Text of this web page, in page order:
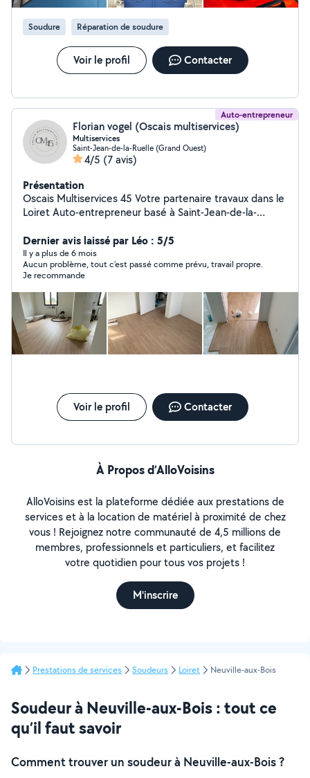
Soudure Réparation de soudure
Voir le profil Contacter
Auto-entrepreneur
Florian vogel (Oscais multiservices)
Multiservices
Saint-Jean-de-la-Ruelle (Grand Ouest)
4/5 (7 avis)
Présentation
Oscais Multiservices 45 Votre partenaire travaux dans le
Loiret Auto-entrepreneur basé à Saint-Jean-de-la-
travaux d'aménagement extérieur et de rénovation.
Clôtures rigides avec ou sans plaques de soubassement
Portails, portillons et motorisations Volets roulants et
portes de garage Stores bannes Terrasses bois et
composite Pose de pavés et bordures Carrelage et
parquet flottant Petite maçonnerie extérieure Montage
de meubles et divers travaux de bricolage Devis gratuit
Travail soigné Réactivité et sérieux Intervention dans
tout le Loiret N'hésitez pas à me contacter pour étudier
du quotidien.
Dernier avis laissé par Léo : 5/5
Il y a plus de 6 mois
Aucun problème, tout c’est passé comme prévu, travail propre.
Je recommande
Voir le profil Contacter
À Propos d’AlloVoisins
AlloVoisins est la plateforme dédiée aux prestations de
services et à la location de matériel à proximité de chez
vous ! Rejoignez notre communauté de 4,5 millions de
membres, professionnels et particuliers, et facilitez
votre quotidien pour tous vos projets !
M'inscrire
Prestations de services Soudeurs Loiret Neuville-aux-Bois
Soudeur à Neuville-aux-Bois : tout ce
qu’il faut savoir
Comment trouver un soudeur à Neuville-aux-Bois ?